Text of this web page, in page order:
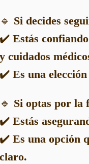
🔹 Si decides
✔️ Estás
y cuidados
✔️ Es una
🔹 Si optas por la
✔️ Estás
✔️ Es una opción
claro.